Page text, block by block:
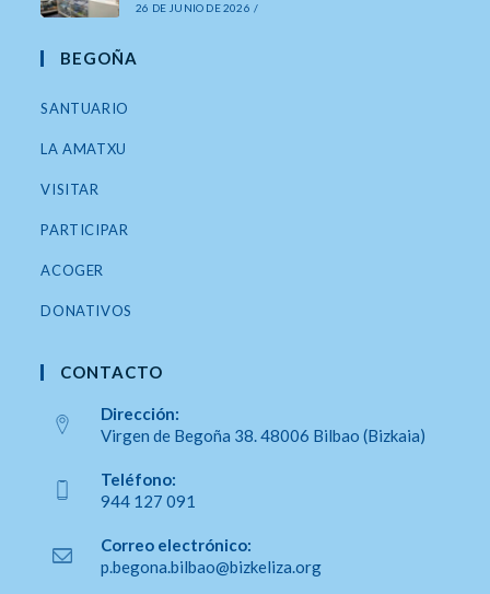
26 DE JUNIO DE 2026 /
BEGOÑA
SANTUARIO
LA AMATXU
VISITAR
PARTICIPAR
ACOGER
DONATIVOS
CONTACTO
Dirección:
Virgen de Begoña 38. 48006 Bilbao (Bizkaia)
abre
en
una
nueva
Teléfono:
944 127 091
abre
en
Correo electrónico:
p.begona.bilbao@bizkeliza.orgSe